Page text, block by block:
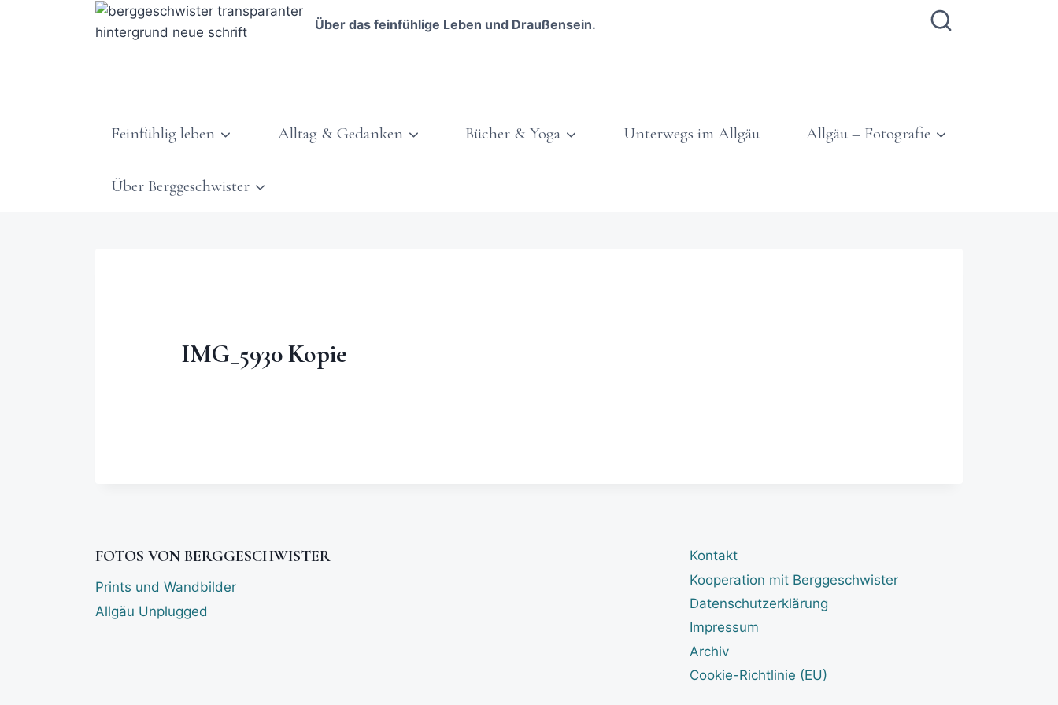
Über das feinfühlige Leben und Draußensein.
Feinfühlig leben Alltag & Gedanken Bücher & Yoga Unterwegs im Allgäu Allgäu – Fotografie
Über Berggeschwister
IMG_5930 Kopie
FOTOS VON BERGGESCHWISTER
Prints und Wandbilder
Allgäu Unplugged
Kontakt
Kooperation mit Berggeschwister
Datenschutzerklärung
Impressum
Archiv
Cookie-Richtlinie (EU)